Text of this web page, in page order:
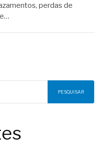
perdas de
PESQUISAR